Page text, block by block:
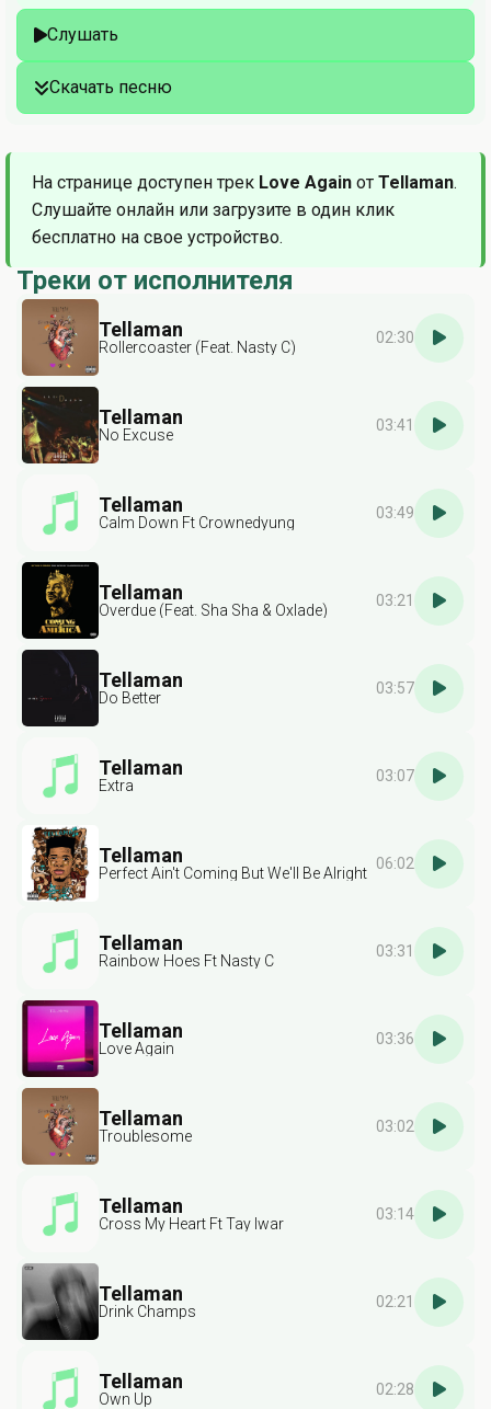
Слушать
Скачать песню
На странице доступен трек Love Again от Tellaman.
Слушайте онлайн или загрузите в один клик
бесплатно на свое устройство.
Треки от исполнителя
Tellaman
Rollercoaster (Feat. Nasty C)
02:30
Tellaman
No Excuse
03:41
Tellaman
Calm Down Ft Crownedyung
03:49
Tellaman
Overdue (Feat. Sha Sha & Oxlade)
03:21
Tellaman
Do Better
03:57
Tellaman
Extra
03:07
Tellaman
Perfect Ain't Coming But We'll Be Alright
06:02
Tellaman
Rainbow Hoes Ft Nasty C
03:31
Tellaman
Love Again
03:36
Tellaman
Troublesome
03:02
Tellaman
Cross My Heart Ft Tay Iwar
03:14
Tellaman
Drink Champs
02:21
Tellaman
Own Up
02:28